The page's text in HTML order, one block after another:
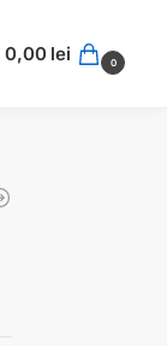
0,00 lei 0